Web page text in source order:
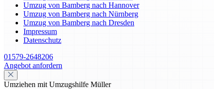
Umzug von Bamberg nach Hannover
Umzug von Bamberg nach Nürnberg
Umzug von Bamberg nach Dresden
Impressum
Datenschutz
01579-2648206
Angebot anfordern
Umziehen mit Umzugshilfe Müller